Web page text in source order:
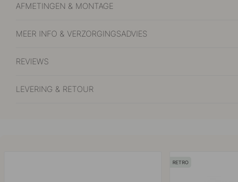
AFMETINGEN & MONTAGE
MEER INFO & VERZORGINGSADVIES
REVIEWS
LEVERING & RETOUR
RETRO